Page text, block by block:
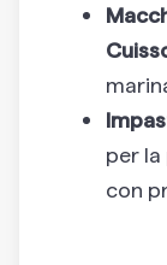
per la
con